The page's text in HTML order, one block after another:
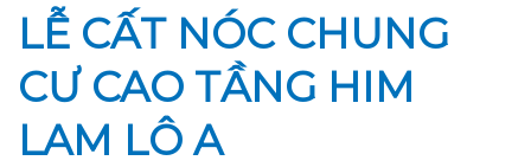
LỄ CẤT NÓC CHUNG
CƯ CAO TẦNG HIM
LAM LÔ A